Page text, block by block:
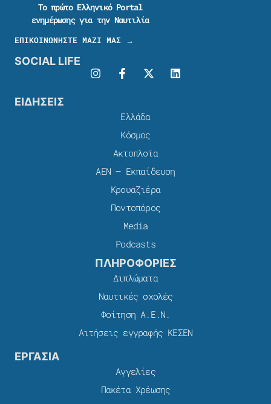
Το πρώτο Ελληνικό Portal
ενημέρωσης για την Ναυτιλία
ΕΠΙΚΟΙΝΩΝΗΣΤΕ ΜΑΖΙ ΜΑΣ →
SOCIAL LIFE
ΕΙΔΗΣΕΙΣ
Ελλάδα
Κόσμος
Ακτοπλοϊα
ΑΕΝ – Εκπαίδευση
Κρουαζιέρα
Ποντοπόρος
Media
Podcasts
ΠΛΗΡΟΦΟΡΙΕΣ
Διπλώματα
Ναυτικές σχολές
Φοίτηση Α.Ε.Ν.
Αιτήσεις εγγραφής ΚΕΣΕΝ
ΕΡΓΑΣΙΑ
Αγγελίες
Πακέτα Χρέωσης​